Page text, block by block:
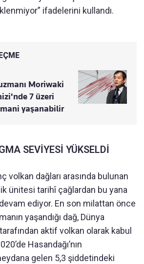
ifadelerini kullandı.
Moriwaki
7 üzeri
yaşanabilir
SEVİYESİ YÜKSELDİ
volkan dağları arasında bulunan
ünitesi tarihî çağlardan bu yana
ediyor. En son milattan önce
yaşandığı dağ, Dünya
aktif volkan olarak kabul
Hasandağı’nın
gelen 5,3 şiddetindeki